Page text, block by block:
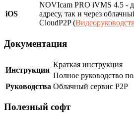
iOS
NOVIcam PRO iVMS 4.5 -
адресу, так и через
CloudP2P (
Документация
Инструкции
Краткая инструкция
Полное руководство
Руководства Облачный сервис P2P
Полезный софт